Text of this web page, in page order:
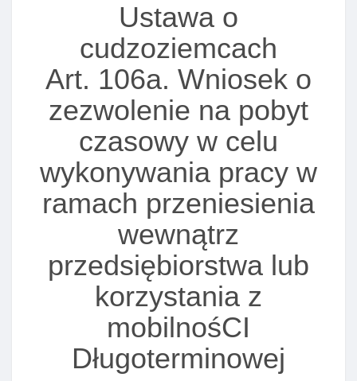
Ustawa o
cudzoziemcach
Art. 106a. Wniosek o
zezwolenie na pobyt
czasowy w celu
wykonywania pracy w
ramach przeniesienia
wewnątrz
przedsiębiorstwa lub
korzystania z
mobilnośCI
Długoterminowej
Art. 157h. Tryb wydania zezwolenia na pobyt
czasowy dla wolontariusza
Art. 157i. Odmowa wszczęcia postępowania w
sprawie udzielenia zezwolenia na pobyt czasowy
dla wolontariusza
Art. 157j. Przesłanki odmowy udzielenia
zezwolenia na pobyt czasowy dla wolontariusza
Art. 157k. Cofnięcie zezwolenia na pobyt czasowy
dla wolontariusza
Art. 157l. Rozporządzenie w sprawie środków
finansowych wymaganych od cudzoziemca
wolontariusza
Rozdział 8. Zezwolenie na pobyt czasowy dla
członków rodzin obywateli rzeczypospolitej polskiej
oraz członków rodzin cudzoziemców. Mobilność
krótkoterminowa I Długoterminowa członków rodzin
Art. 158. Przesłanki udzielenia zezwolenia na
pobyt czasowy dla członka rodziny obywatela rp